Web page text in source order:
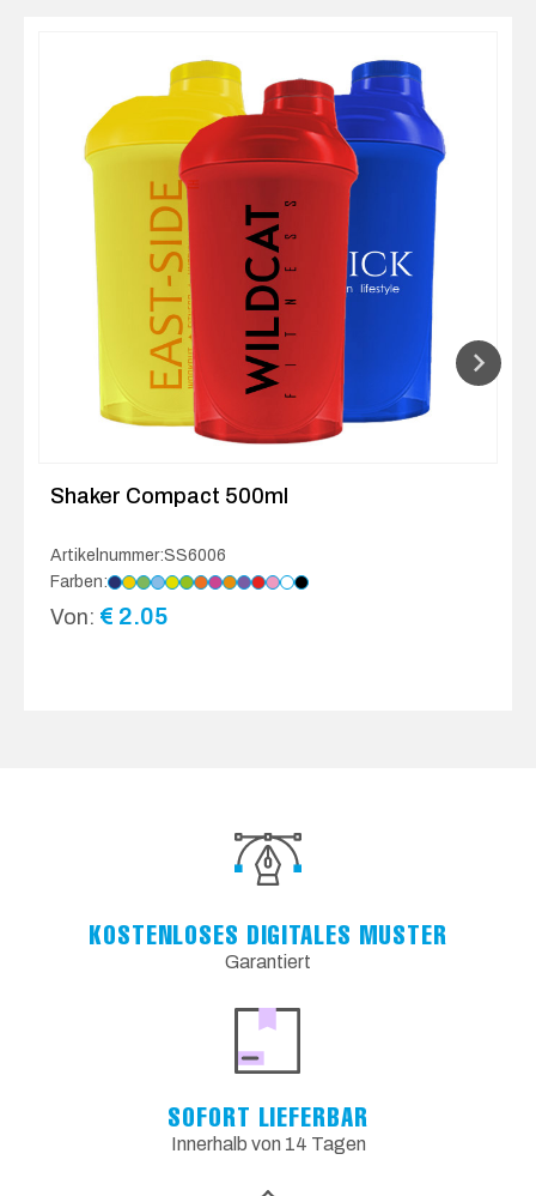
Shaker Compact 500ml
Artikelnummer:SS6006
Farben:
Von: € 2.05
KOSTENLOSES DIGITALES MUSTER
Garantiert
SOFORT LIEFERBAR
Innerhalb von 14 Tagen